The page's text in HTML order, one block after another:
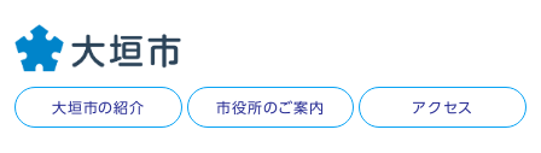
大垣市の紹介 市役所のご案内 アクセス